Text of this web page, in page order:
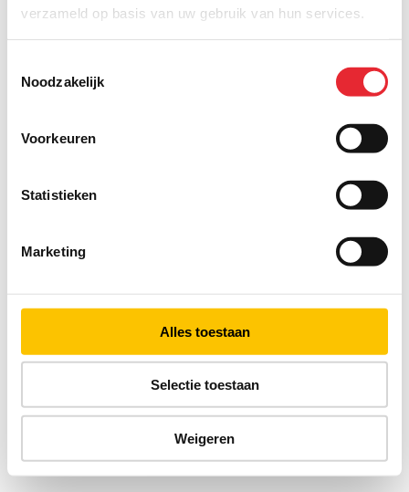
verzameld op basis van uw gebruik van hun services.
Noodzakelijk
Voorkeuren
Statistieken
Marketing
Alles toestaan
Selectie toestaan
Weigeren